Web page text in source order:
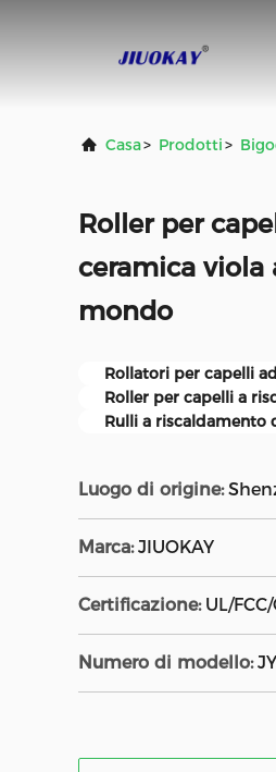
Casa> Prodotti>
Roller per
ceramica
mondo
Rollatori per capelli
Roller per capelli a
Rulli a riscaldamento
Luogo di origine:
Marca: JIUOKAY
Certificazione: UL/
Numero di modello: